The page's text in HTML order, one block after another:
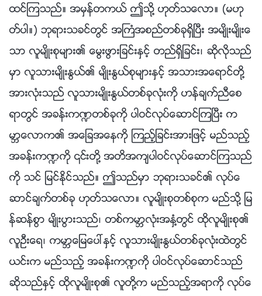
ထင္ၾကသည္။ အမွန္တကယ္ ဤသို႔ ဟုတ္သေလာ။ (မဟု
တ္ပါ။) ဘုရားသခင္တြင္ အႀကံအစည္တစ္ခုရွိၿပီး အမ်ိဳးမ်ိဳးေ
သာ လူမ်ိဳးစုမ်ား၏ ေမြးဖြားျခင္းႏွင့္ တည္ရွိျခင္း၊ ဆိုလိုသည္
မွာ လူသားမ်ိဳးႏြယ္၏ မ်ိဳးႏြယ္စုမ်ားႏွင့္ အသားအေရာင္တို႔
အားလုံးသည္ လူသားမ်ိဳးႏြယ္တစ္ခုလုံးကို ဟန္ခ်က္ညီေစ
ရာတြင္ အခန္းက႑တစ္ခုကို ပါဝင္လုပ္ေဆာင္ၾကၿပီး က
မာၻေလာက၏ အေျခအေနကို ၾကည့္ျခင္းအားျဖင့္ မည္သည့္
အခန္းက႑ကို ၎တို႔ အတိအက်ပါဝင္လုပ္ေဆာင္ၾကသည္
ကို သင္ ျမင္ႏိုင္သည္။ ဤသည္မွာ ဘုရားသခင္၏ လုပ္ေ
ဆာင္ခ်က္တစ္ခု ဟုတ္သေလာ။ လူမ်ိဳးစုတစ္စုက မည္သို႔ ျမ
န္ဆန္စြာ မ်ိဳးပြားသည္၊ တစ္ကမာၻလုံးအႏွံ႔တြင္ ထိုလူမ်ိဳးစု၏
လူဦးေရ၊ ကမာၻေျမေပၚႏွင့္ လူသားမ်ိဳးႏြယ္တစ္ခုလုံးထဲတြင္
ယင္းက မည္သည့္ အခန္းက႑ကို ပါဝင္လုပ္ေဆာင္သည္
ဆိုသည္ႏွင့္ ထိုလူမ်ိဳးစု၏ လူတို႔က မည္သည့္အရာကို လုပ္ေ